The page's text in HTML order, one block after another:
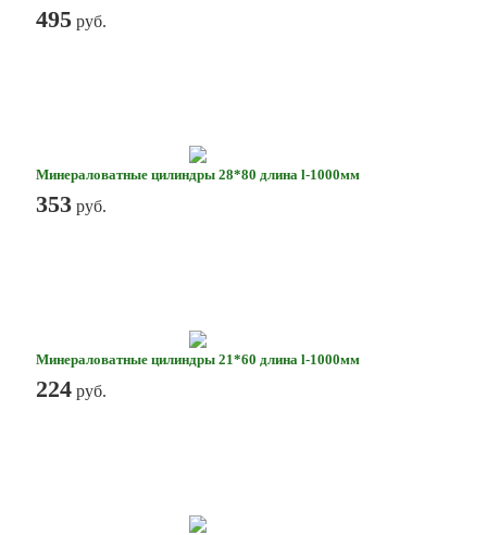
495 руб.
Минераловатные цилиндры 28*80 длина l-1000мм
353 руб.
Минераловатные цилиндры 21*60 длина l-1000мм
224 руб.